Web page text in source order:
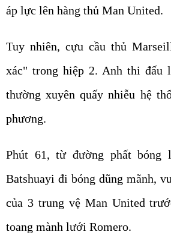
áp lực lên hàng thủ Man United.
Tuy nhiên, cựu cầu thủ
xác" trong hiệp 2. Anh thi đấu
thường xuyên quấy nhiễu hệ
phương.
Phút 61, từ đường phất bóng
Batshuayi đi bóng dũng mãnh,
của 3 trung vệ Man United
toang mành lưới Romero.